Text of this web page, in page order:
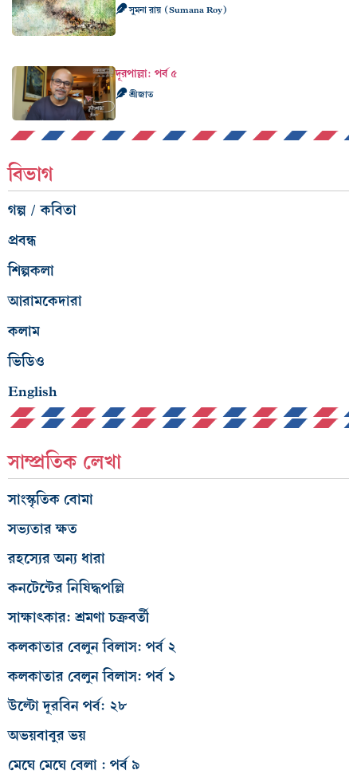
সুমনা রায় (Sumana Roy)
দূরপাল্লা: পর্ব ৫
শ্রীজাত
বিভাগ
গল্প / কবিতা
প্রবন্ধ
শিল্পকলা
আরামকেদারা
কলাম
ভিডিও
English
সাম্প্রতিক লেখা
সাংস্কৃতিক বোমা
সভ্যতার ক্ষত
রহস্যের অন্য ধারা
কনটেন্টের নিষিদ্ধপল্লি
সাক্ষাৎকার: শ্রমণা চক্রবর্তী
কলকাতার বেলুন বিলাস: পর্ব ২
কলকাতার বেলুন বিলাস: পর্ব ১
উল্টো দূরবিন পর্ব: ২৮
অভয়বাবুর ভয়
মেঘে মেঘে বেলা : পর্ব ৯